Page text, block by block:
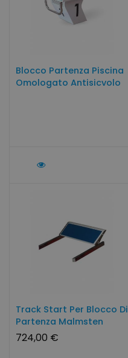
Blocco Partenza Piscina
Omologato Antisicvolo
Track Start Per Blocco Di
Partenza Malmsten
724,00 €